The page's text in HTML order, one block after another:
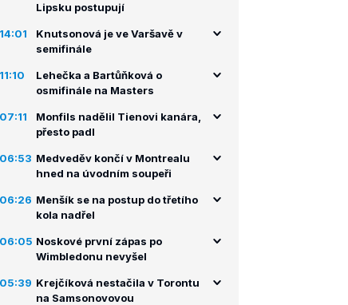
Lipsku postupují
14:01
Knutsonová je ve Varšavě v
semifinále
11:10
Lehečka a Bartůňková o
osmifinále na Masters
07:11
Monfils nadělil Tienovi kanára,
přesto padl
06:53 Medveděv končí v Montrealu
hned na úvodním soupeři
06:26 Menšík se na postup do třetího
kola nadřel
06:05 Noskové první zápas po
Wimbledonu nevyšel
05:39 Krejčíková nestačila v Torontu
na Samsonovovou